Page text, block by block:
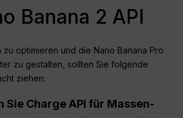
Banana 2 API
zu optimieren und die Nano Banana Pro
zu gestalten, sollten Sie folgende
ziehen:
Sie ChargeAPI für Massen-